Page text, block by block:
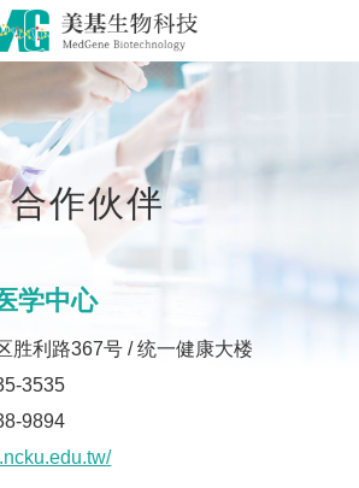
合作伙伴
学中心
胜利路367号 / 统一健康大楼
3535
9894